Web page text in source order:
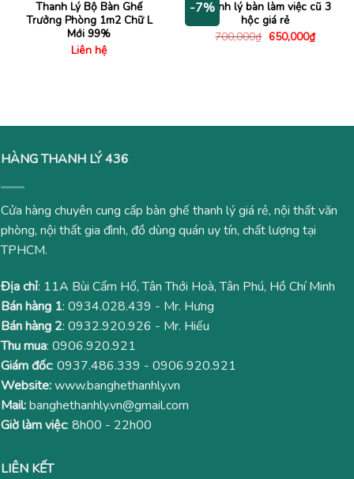
Thanh Lý Bộ Bàn Ghế
Trưởng Phòng 1m2 Chữ L
Mới 99%
Liên hệ
-7%
Thanh lý bàn làm việc cũ 3
hộc giá rẻ
700,000₫ Giá
650,000₫Giá
hiện
HÀNG THANH LÝ 436
Cửa hàng chuyên cung cấp bàn ghế thanh lý giá rẻ, nội thất văn
phòng, nội thất gia đình, đồ dùng quán uy tín, chất lượng tại
TPHCM.
Địa chỉ: 11A Bùi Cẩm Hổ, Tân Thới Hoà, Tân Phú, Hồ Chí Minh
Bán hàng 1: 0934.028.439 - Mr. Hưng
Bán hàng 2: 0932.920.926 - Mr. Hiếu
Thu mua: 0906.920.921
Giám đốc: 0937.486.339 - 0906.920.921
Website:www.banghethanhly.vn
Mail:banghethanhly.vn@gmail.com
Giờ làm việc: 8h00 - 22h00
LIÊN KẾT